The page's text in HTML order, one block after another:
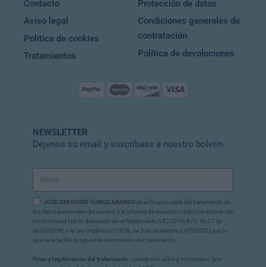
Contacto
Aviso legal
Política de cookies
Tratamientos
Protección de datos
Condiciones generales de
contratación
Política de devoluciones
NEWSLETTER
Déjenos su email y suscríbase a nuestro boletín
JOSE GREGORIO OLMOS ARANGO es el Responsable del tratamiento de
los datos personales del usuario y le informa de que estos datos se tratarán de
conformidad con lo dispuesto en el Reglamento (UE) 2016/679, de 27 de
abril (GDPR), y la Ley Orgánica 3/2018, de 5 de diciembre (LOPDGDD), por lo
que se le facilita la siguiente información del tratamiento:
Fines y legitimación del tratamiento: suscripción al blog informativo (por